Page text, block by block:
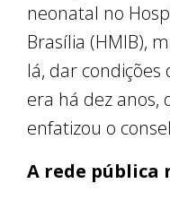
neonatal no
Brasília (HMIB),
lá, dar condições
era há dez anos,
enfatizou o
A rede pública